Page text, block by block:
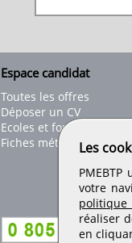
Espace candidat
Toutes les offres
Déposer un CV
Ecoles et formations
Fiches métiers Les
votre
politique
réaliser
en